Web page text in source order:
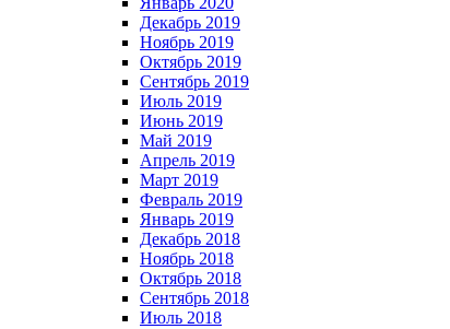
Декабрь 2019
Ноябрь 2019
Октябрь 2019
Сентябрь 2019
Июль 2019
Июнь 2019
Май 2019
Апрель 2019
Март 2019
Февраль 2019
Январь 2019
Декабрь 2018
Ноябрь 2018
Октябрь 2018
Сентябрь 2018
Июль 2018